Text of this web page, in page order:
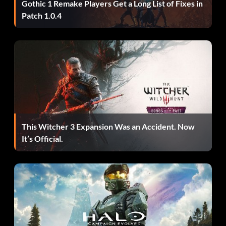
zunächst die Dorfhöhle aufrüsten und einen
Bienenschwarm erhalten. Wähle dazu das
aufrüstbaren Steinen, die für Takkar markiert sind.
Werfen von Bomben:
Wenn du Bomben zur Verfügung hast, kannst du sie
werfen, indem du LB (linke Taste) drückst, die
gewünschte Bombe markierst und RB (rechte Taste)
drückst, um sie zu werfen. Wenn du vorhast, einen
Haufen Bomben zu tragen, solltest du in Erwägung ziehen,
einen Bombentrichter zu bauen.
Reitende Haustiere:
Um die Fähigkeit zu erlangen, auf Haustieren zu reiten,
Gothic 1 Remake Players Get a Long List of Fixes in
Patch 1.0.4
This Witcher 3 Expansion Was an Accident. Now
It’s Official.